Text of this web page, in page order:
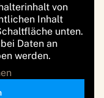
von
Inhalt
unten.
Daten an
werden.